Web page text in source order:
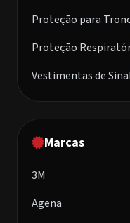
Proteção para
Proteção
Vestimentas de
Marcas
3M
Agena